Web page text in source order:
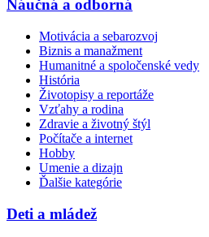
Náučná a odborná
Motivácia a sebarozvoj
Biznis a manažment
Humanitné a spoločenské vedy
História
Životopisy a reportáže
Vzťahy a rodina
Zdravie a životný štýl
Počítače a internet
Hobby
Umenie a dizajn
Ďalšie kategórie
Deti a mládež